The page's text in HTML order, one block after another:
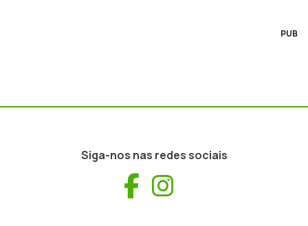
PUB
Siga-nos nas redes sociais
Facebook